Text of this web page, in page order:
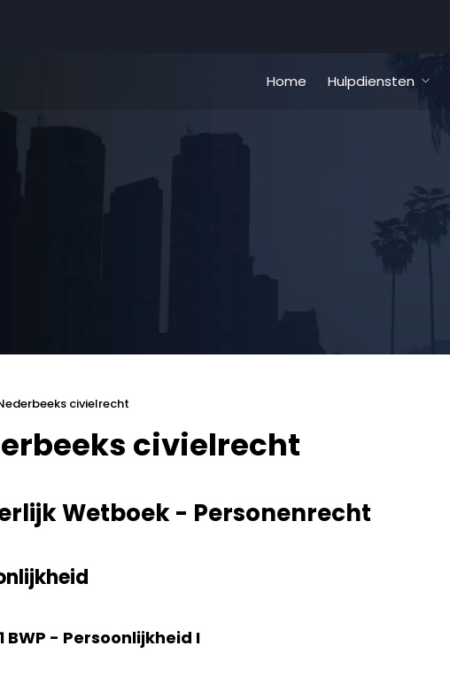
Home Hulpdiensten
civielrecht
civielrecht
Wetboek - Personenrecht
BWP - Persoonlijkheid I